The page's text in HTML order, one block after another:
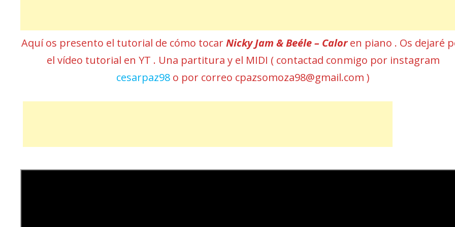
Aquí os presento el tutorial de cómo tocarNicky Jam & Beéle – Caloren piano . Os dejaré
el vídeo tutorial en YT . Una partitura y el MIDI ( contactad conmigo por instagram
cesarpaz98 o por correo cpazsomoza98@gmail.com )